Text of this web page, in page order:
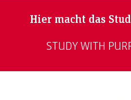
Hier macht das
STUDY WITH